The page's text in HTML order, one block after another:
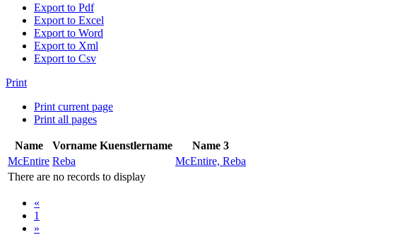
Export to Pdf
Export to Excel
Export to Word
Export to Xml
Export to Csv
Print
Print current page
Print all pages
Name Vorname Kuenstlername
Name 3
McEntire Reba
McEntire, Reba
There are no records to display
«
1
»